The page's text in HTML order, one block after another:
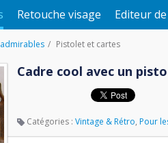
Retouche visage Editeur
Pistolet et cartes
Cadre cool avec un
Catégories : Vintage & Rétro, Pour